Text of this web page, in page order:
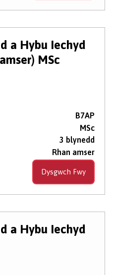
a Hybu Iechyd
MSc
B7AP
MSc
3 blynedd
Rhan amser
Dysgwch Fwy
a Hybu Iechyd